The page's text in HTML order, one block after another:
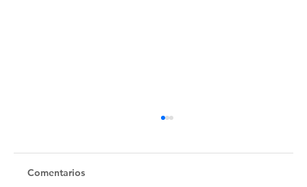
Comentarios